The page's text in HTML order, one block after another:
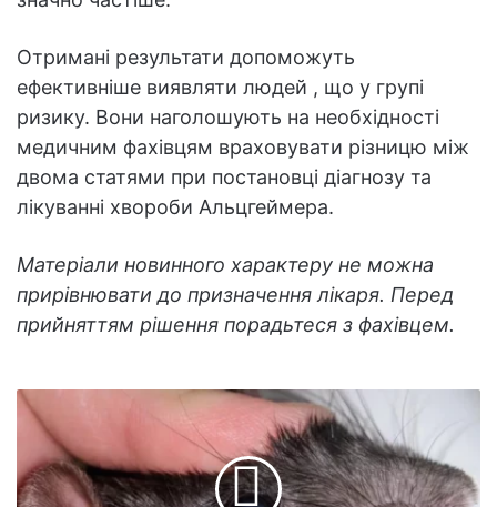
Отримані результати допоможуть
ефективніше виявляти людей , що у групі
ризику. Вони наголошують на необхідності
медичним фахівцям враховувати різницю між
двома статями при постановці діагнозу та
лікуванні хвороби Альцгеймера.
Матеріали новинного характеру не можна
прирівнювати до призначення лікаря. Перед
прийняттям рішення порадьтеся з фахівцем.
PNAS:
вчені
домоглися
регенерації
зорового